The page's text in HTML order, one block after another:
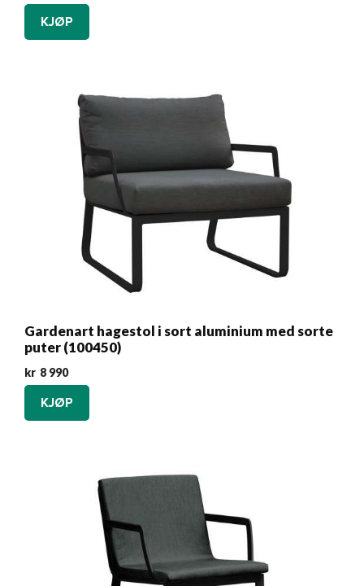
pris
kr7
KJØP
Gardenart hagestol i sort aluminium med sorte
puter (100450)
kr 8 990
KJØP